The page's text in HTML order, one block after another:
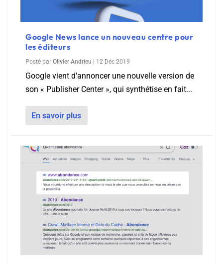
Google News lance un nouveau centre pour
les éditeurs
Posté par Olivier Andrieu 12 Déc 2019
Google vient d'annoncer une nouvelle version de
son « Publisher Center », qui synthétise en fait...
En savoir plus